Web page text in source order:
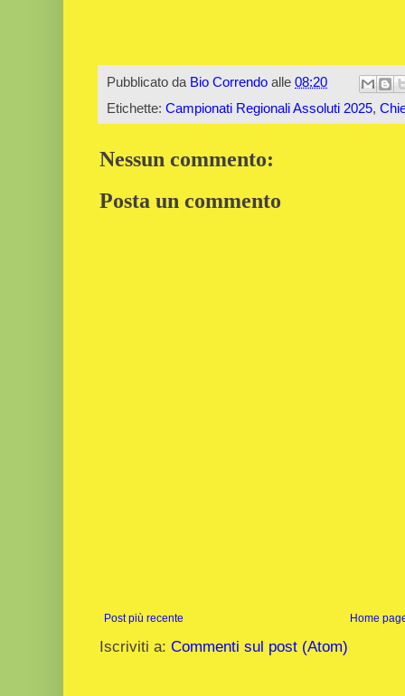
Pubblicato da Bio Correndo alle 08:20
Etichette: Campionati Regionali Assoluti 2025,
Nessun commento:
Posta un commento
Post più recente Home
Iscriviti a: Commenti sul post (Atom)